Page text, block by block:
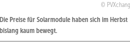
Die Preise für Solarmodule haben sich im Herbst
bislang kaum bewegt.